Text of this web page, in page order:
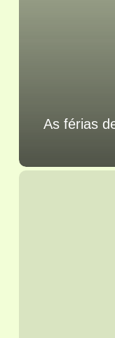
As férias